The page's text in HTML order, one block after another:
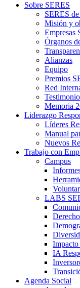
Sobre SERES
SERES
Misión y
Empresas
Órganos
Alianzas
Equipo
Premios
Red
Memoria
Liderazgo
Líderes
Manual
Nuevos
Trabajo con
Campus
LABS
Impacto
IA
Agenda Social